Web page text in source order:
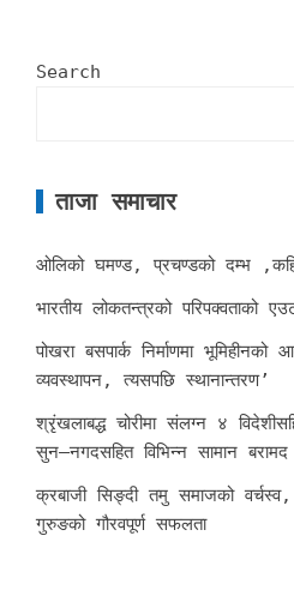
Search
ताजा समाचार
ओलिको घमण्ड, प्रचण्डको दम्भ
भारतीय लोकतन्त्रको परिपक्वताको
पोखरा बसपार्क निर्माणमा
व्यवस्थापन, त्यसपछि स्थानान्तरण’
श्रृंखलाबद्ध चोरीमा संलग्न ४
सुन–नगदसहित विभिन्न सामान बरामद
क्रबाजी सिङ्दी तमु समाजको
गुरुङको गौरवपूर्ण सफलता